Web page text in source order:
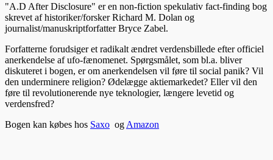
"A.D After Disclosure" er en non-fiction spekulativ fact-finding bog
skrevet af historiker/forsker Richard M. Dolan og
journalist/manuskriptforfatter Bryce Zabel.
Forfatterne forudsiger et radikalt ændret verdensbillede efter officiel
anerkendelse af ufo-fænomenet. Spørgsmålet, som bl.a. bliver
diskuteret i bogen, er om anerkendelsen vil føre til social panik? Vil
den underminere religion? Ødelægge aktiemarkedet? Eller vil den
føre til revolutionerende nye teknologier, længere levetid og
verdensfred?
Bogen kan købes hos Saxo og Amazon